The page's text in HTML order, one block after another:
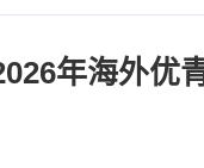
年海外优